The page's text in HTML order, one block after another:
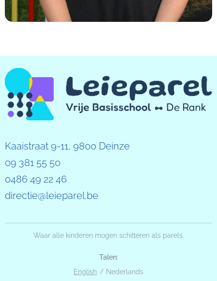
Kaaistraat 9-11, 9800 Deinze
09 381 55 50
0486 49 22 46
directie@leieparel.be
Waar alle kinderen mogen schitteren als parels.
Talen
English
Nederlands